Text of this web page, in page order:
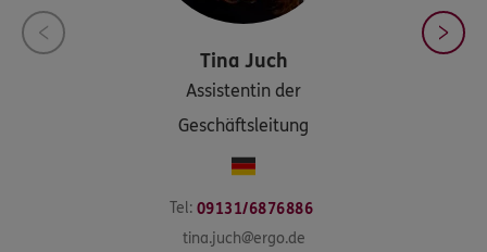
Tina Juch
Assistentin der
Geschäftsleitung
Tel: 09131/6876886
tina.juch@ergo.de